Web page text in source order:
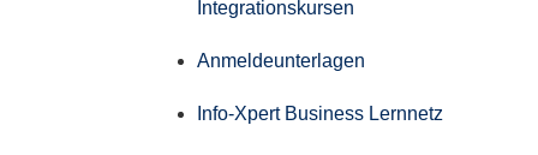
Integrationskursen
Anmeldeunterlagen
Info-Xpert Business Lernnetz